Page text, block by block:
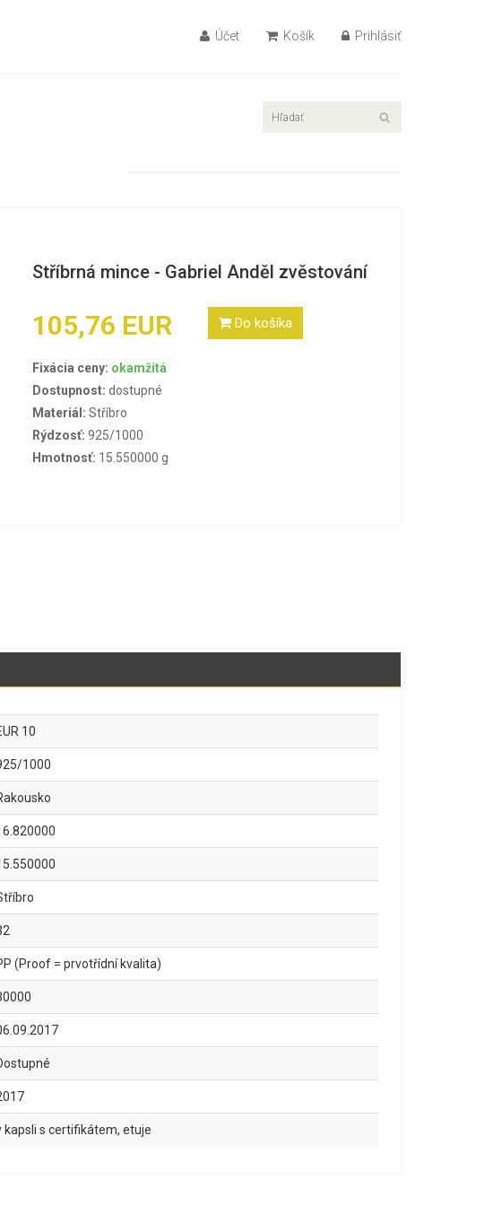
Účet Košík Prihlásiť
Stříbrná mince - Gabriel Anděl zvěstování
105,76 EUR Do košíka
Fixácia ceny: okamžitá
Dostupnost: dostupné
Materiál: Stříbro
Rýdzosť: 925/1000
Hmotnosť: 15.550000 g
10
1000
(Proof = prvotřídní kvalita)
kapsli s certifikátem, etuje